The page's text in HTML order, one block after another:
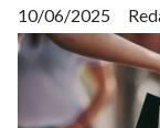
10/06/2025